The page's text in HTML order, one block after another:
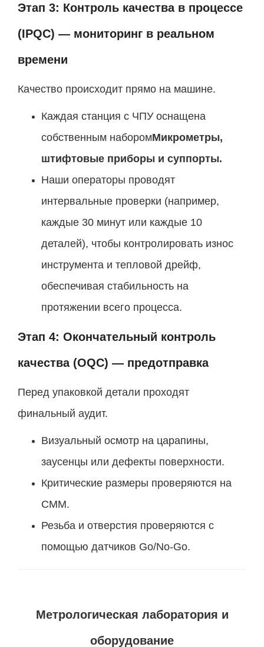
Этап 3: Контроль качества в процессе
(IPQC) — мониторинг в реальном
времени
Качество происходит прямо на машине.
Каждая станция с ЧПУ оснащена
собственным наборомМикрометры,
штифтовые приборы и суппорты.
Наши операторы проводят
интервальные проверки (например,
каждые 30 минут или каждые 10
деталей), чтобы контролировать износ
инструмента и тепловой дрейф,
обеспечивая стабильность на
протяжении всего процесса.
Этап 4: Окончательный контроль
качества (OQC) — предотправка
Перед упаковкой детали проходят
финальный аудит.
Визуальный осмотр на царапины,
заусенцы или дефекты поверхности.
Критические размеры проверяются на
CMM.
Резьба и отверстия проверяются с
помощью датчиков Go/No-Go.
Метрологическая лаборатория и
оборудование